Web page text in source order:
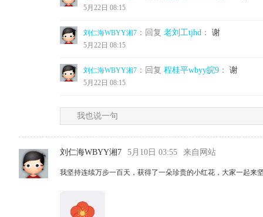
5月22日 08:15
刘仁海WBYY湘7 ：回复 老刘工tjhd ： 谢
5月22日 08:15
刘仁海WBYY湘7 ：回复 程桂平wbyy皖9 ： 谢
5月22日 08:15
我也说一句
刘仁海WBYY湘7 5月10日 03:55 来自网站
我坚持连续万步一百天，获得了一朵珍贵的小红花，大家一起来